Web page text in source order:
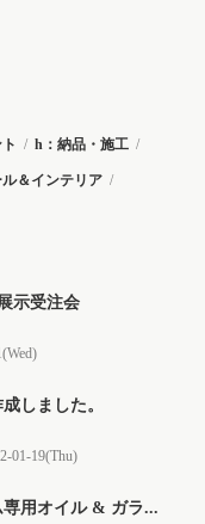
/ h：納品・施工 /
＆インテリア /
示受注会
しました。
01-19(Thu)
用オイル & ガラ...